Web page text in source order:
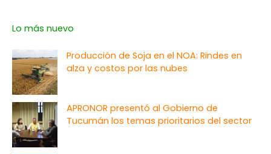
Lo más nuevo
Producción de Soja en el NOA: Rindes en
alza y costos por las nubes
APRONOR presentó al Gobierno de
Tucumán los temas prioritarios del sector